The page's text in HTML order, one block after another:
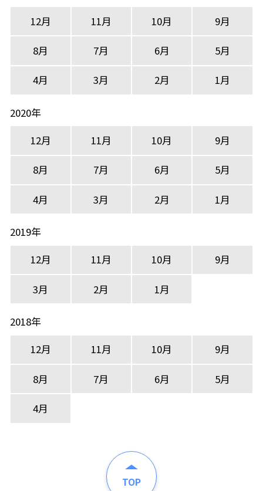
12月
11月 10月 9月
8月 7月 6月 5月
4月 3月 2月 1月
2020年
12月
11月 10月 9月
8月 7月 6月 5月
4月 3月 2月 1月
2019年
12月
11月 10月 9月
3月 2月 1月
2018年
12月
11月 10月 9月
8月 7月 6月 5月
4月
TOP